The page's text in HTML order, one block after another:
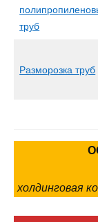
труб
Разморозка труб
холдинговая